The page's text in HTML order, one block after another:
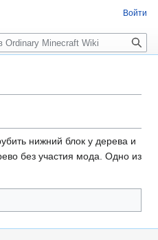
нижний блок у дерева и
без участия мода. Одно из
Войти